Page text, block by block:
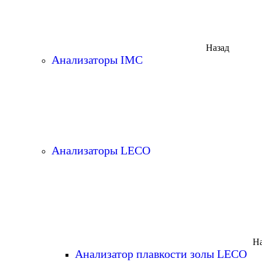
Назад
Анализаторы IMC
Анализаторы LECO
Анализатор плавкости золы LECO